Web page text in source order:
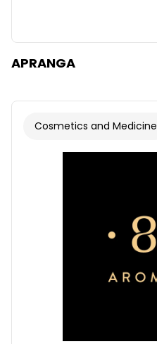
APRANGA
Cosmetics and Medicine